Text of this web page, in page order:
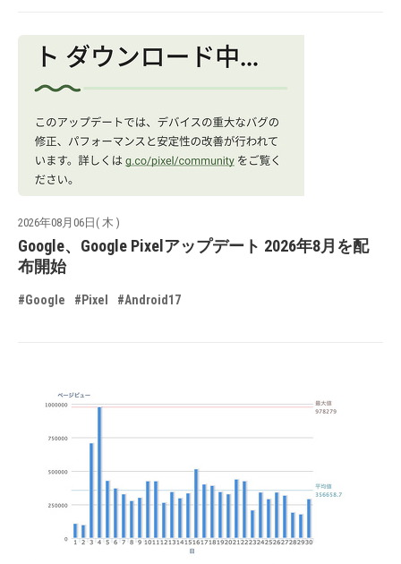
2026年08月06日( 木 )
Google、Google Pixelアップデート 2026年8月を配
布開始
#Google #Pixel #Android17